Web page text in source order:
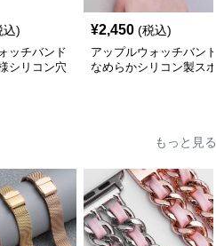
込)
ッチバンド
シリコン穴
¥2,450 (税込)
アップルウォッチバンド
なめらかシリコン製スポ
もっと見る